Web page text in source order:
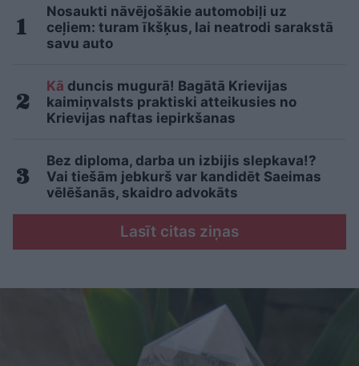
Nosaukti nāvējošākie automobiļi uz
ceļiem: turam īkšķus, lai neatrodi sarakstā
savu auto
Kā duncis mugurā! Bagātā Krievijas
kaimiņvalsts praktiski atteikusies no
Krievijas naftas iepirkšanas
Bez diploma, darba un izbijis slepkava!?
Vai tiešām jebkurš var kandidēt Saeimas
vēlēšanās, skaidro advokāts
Lasīt citas ziņas